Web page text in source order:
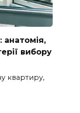
анатомія,
вибору
квартиру,